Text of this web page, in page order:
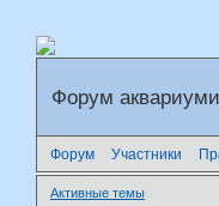
Форум
Форум Участники
Активные темы